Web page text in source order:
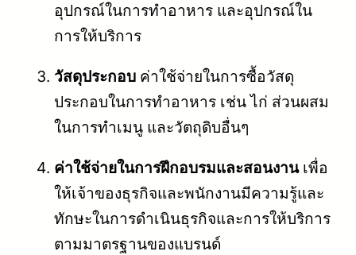
อุปกรณ์ในการทำอาหาร และอุปกรณ์ใน
การให้บริการ
วัสดุประกอบ ค่าใช้จ่ายในการซื้อวัสดุ
ประกอบในการทำอาหาร เช่น ไก่ ส่วนผสม
ในการทำเมนู และวัตถุดิบอื่นๆ
ค่าใช้จ่ายในการฝึกอบรมและสอนงานเพื่อ
ให้เจ้าของธุรกิจและพนักงานมีความรู้และ
ทักษะในการดำเนินธุรกิจและการให้บริการ
ตามมาตรฐานของแบรนด์